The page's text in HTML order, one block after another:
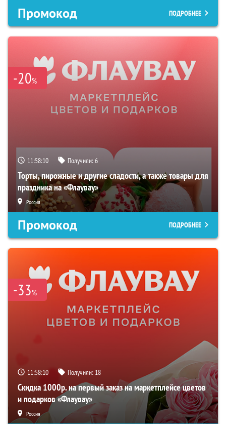
Промокод ПОДРОБНЕЕ
-20%
11:58:09 Получили:6
Торты, пирожные и другие сладости, а также товары для
праздника на «Флаувау»
Россия
Промокод ПОДРОБНЕЕ
-33%
11:58:09 Получили: 18
Скидка 1000р. на первый заказ на маркетплейсе цветов
и подарков «Флаувау»
Россия